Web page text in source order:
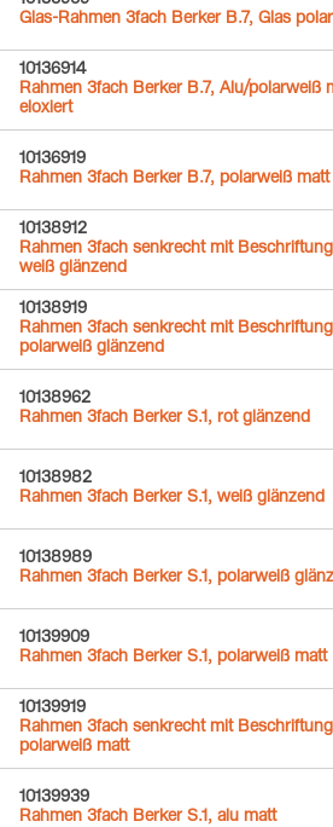
Glas-Rahmen 3fach Berker B.7, Glas
10136914
Rahmen 3fach Berker B.7, Alu/polarweiß
eloxiert
10136919
Rahmen 3fach Berker B.7, polarweiß matt
10138912
Rahmen 3fach senkrecht mit
weiß glänzend
10138919
Rahmen 3fach senkrecht mit
polarweiß glänzend
10138962
Rahmen 3fach Berker S.1, rot glänzend
10138982
Rahmen 3fach Berker S.1, weiß glänzend
10138989
Rahmen 3fach Berker S.1, polarweiß
10139909
Rahmen 3fach Berker S.1, polarweiß matt
10139919
Rahmen 3fach senkrecht mit
polarweiß matt
10139939
Rahmen 3fach Berker S.1, alu matt